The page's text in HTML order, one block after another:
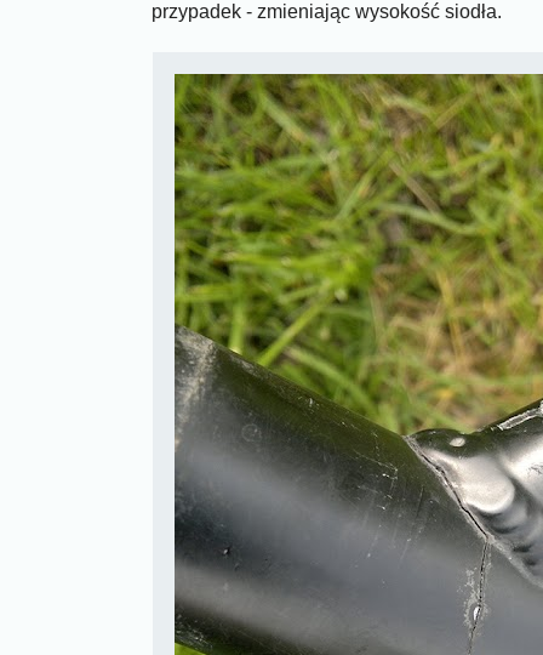
przypadek - zmieniając wysokość siodła.